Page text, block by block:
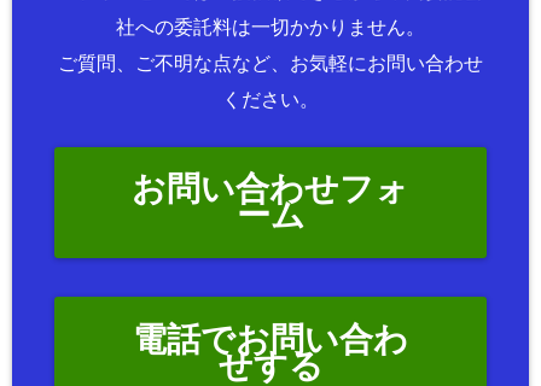
社への委託料は一切かかりません。
ご質問、ご不明な点など、お気軽にお問い合わせ
ください。
お問い合わせフォ
ーム
電話でお問い合わ
せする